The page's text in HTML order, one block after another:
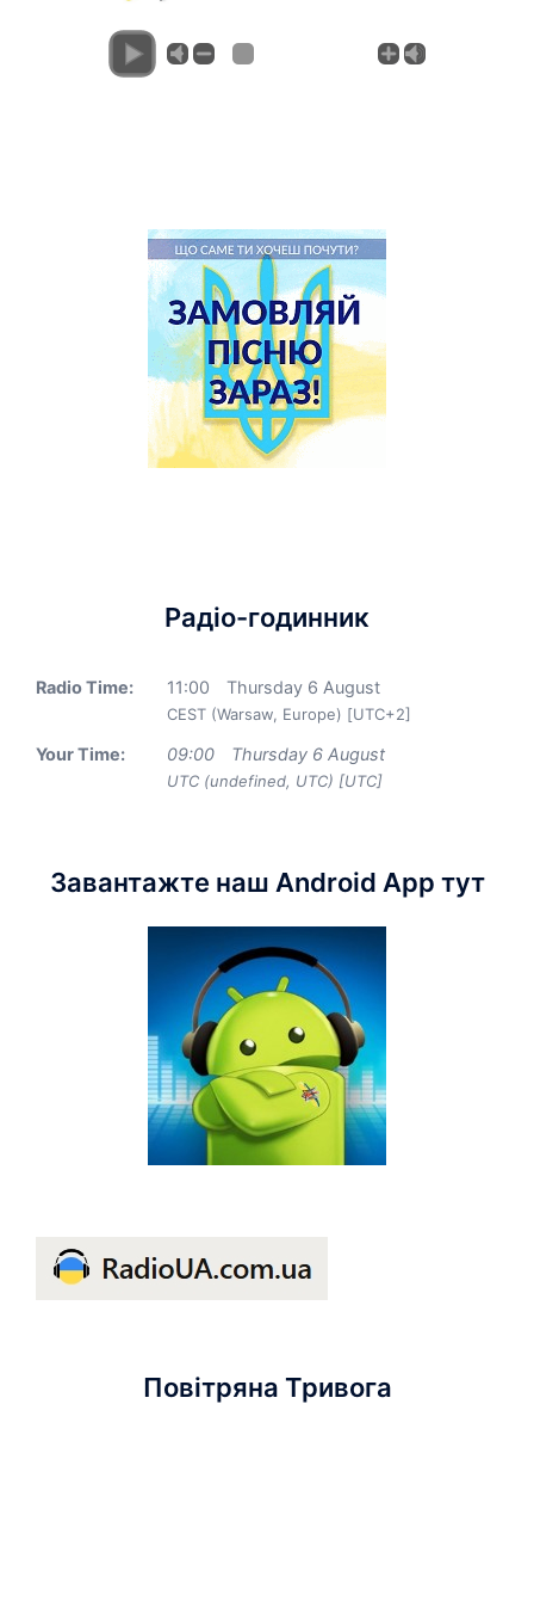
Радіо-годинник
Radio Time: 11:00 Thursday 6 August
CEST (Warsaw, Europe) [UTC+2]
Your Time: 09:00 Thursday 6 August
UTC (undefined, UTC) [UTC]
Завантажте наш Android App тут
Повітряна Тривога